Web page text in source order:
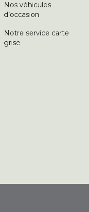
Nos véhicules
d’occasion
Notre service carte
grise